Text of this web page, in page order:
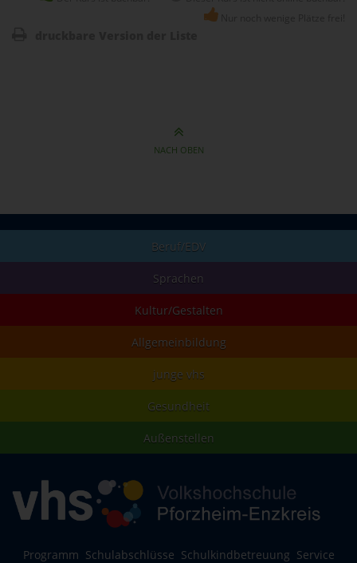
NACH OBEN
Beruf/EDV
Sprachen
Kultur/Gestalten
Allgemeinbildung
junge vhs
Gesundheit
Außenstellen
Programm Schulabschlüsse Schulkindbetreuung Service